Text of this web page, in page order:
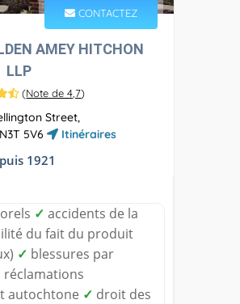
CONTACTEZ
AMEY HITCHON
LLP
(Note de 4,7)
Street,
5V6
Itinéraires
1921
✓ accidents de la
du fait du produit
✓ blessures par
réclamations
autochtone ✓ droit des